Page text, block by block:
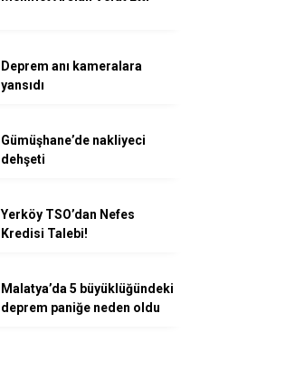
Deprem anı kameralara
yansıdı
Gümüşhane’de nakliyeci
dehşeti
Yerköy TSO’dan Nefes
Kredisi Talebi!
Malatya’da 5 büyüklüğündeki
deprem paniğe neden oldu